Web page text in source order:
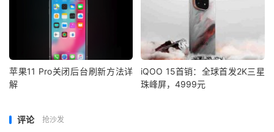
苹果11 Pro关闭后台刷新方法详
解
iQOO 15首销：全球首发2K三星
珠峰屏，4999元
评论 抢沙发